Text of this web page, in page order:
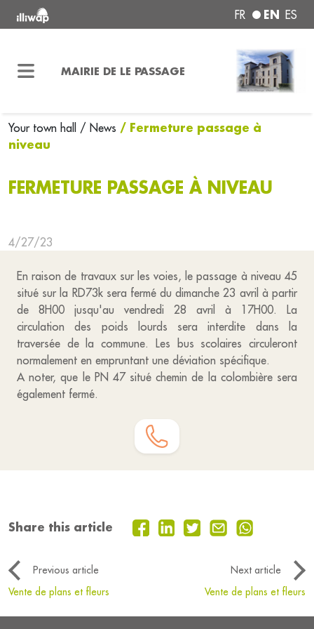
FR EN ES
MAIRIE DE LE PASSAGE
Your town hall / News / Fermeture passage à
niveau
FERMETURE PASSAGE À NIVEAU
4/27/23
En raison de travaux sur les voies, le passage à niveau 45
situé sur la RD73k sera fermé du dimanche 23 avril à partir
de 8H00 jusqu'au vendredi 28 avril à 17H00. La
circulation des poids lourds sera interdite dans la
traversée de la commune. Les bus scolaires circuleront
normalement en empruntant une déviation spécifique.
A noter, que le PN 47 situé chemin de la colombière sera
également fermé.
Share this article
Previous article
Next article
Vente de plans et fleurs
Vente de plans et fleurs